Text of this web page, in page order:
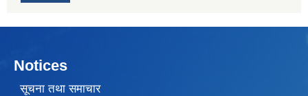
Notices
सूचना तथा समाचार